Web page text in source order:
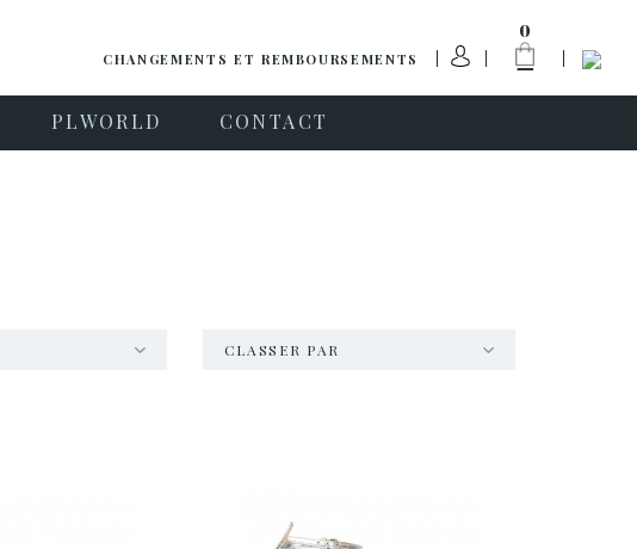
CHANGEMENTS ET REMBOURSEMENTS
0
PLWORLD CONTACT
CLASSER PAR